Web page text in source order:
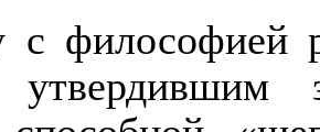
с философией
утвердившим